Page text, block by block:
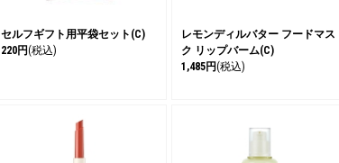
セルフギフト用平袋セット(C)
220円(税込)
レモンディルバター フードマス
ク リップバーム(C)
1,485円(税込)